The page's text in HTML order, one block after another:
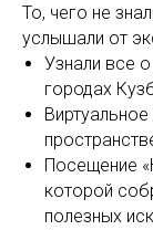
То, чего не
услышали от
Узнали все
городах
Посещение
которой
полезных